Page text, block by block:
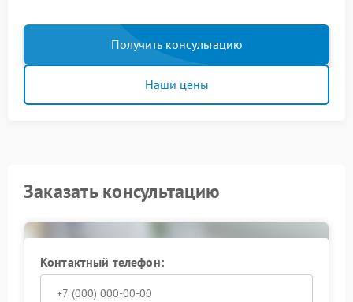
Получить консультацию
Наши цены
Заказать консультацию
Контактный телефон: